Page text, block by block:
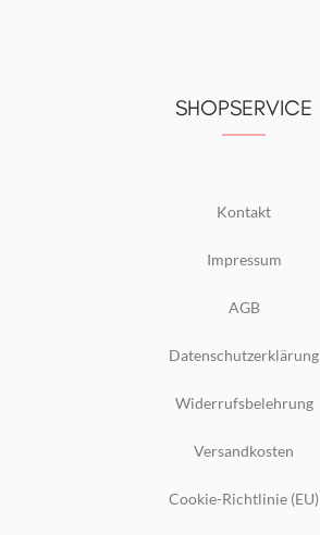
SHOPSERVICE
Kontakt
Impressum
AGB
Datenschutzerklärung
Widerrufsbelehrung
Versandkosten
Cookie-Richtlinie (EU)